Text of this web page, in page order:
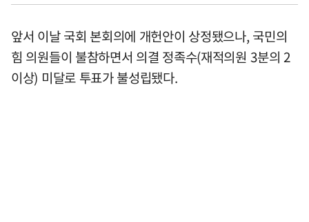
앞서 이날 국회 본회의에 개헌안이 상정됐으나, 국민의
힘 의원들이 불참하면서 의결 정족수(재적의원 3분의 2
이상) 미달로 투표가 불성립됐다.